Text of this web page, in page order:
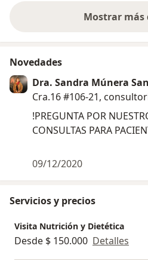
Mostrar más
Novedades
Dra. Sandra Múnera
Cra.16 #106-21,
!PREGUNTA POR
CONSULTAS PARA
09/12/2020
Servicios y precios
Visita Nutrición y Dietética
Desde $ 150.000 Detalles